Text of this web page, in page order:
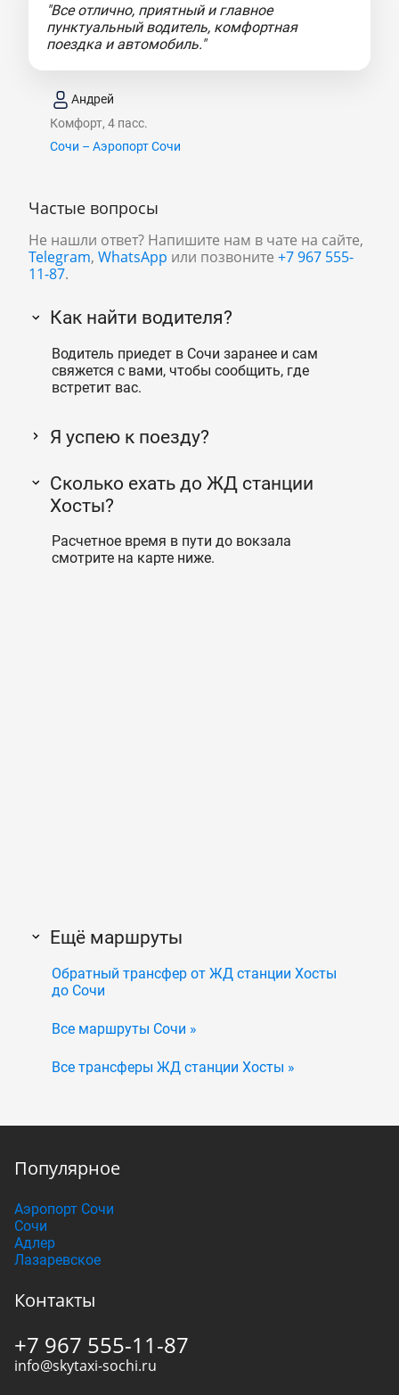
"Все отлично, приятный и главное
пунктуальный водитель, комфортная
поездка и автомобиль."
Андрей
Комфорт, 4 пасс.
Сочи – Аэропорт Сочи
Частые вопросы
Не нашли ответ? Напишите нам в чате на сайте,
Telegram, WhatsApp или позвоните +7 967 555-
11-87.
Как найти водителя?
Водитель приедет в Сочи заранее и сам
свяжется с вами, чтобы сообщить, где
встретит вас.
Я успею к поезду?
Сколько ехать до ЖД станции
Хосты?
Расчетное время в пути до вокзала
смотрите на карте ниже.
Ещё маршруты
Обратный трансфер от ЖД станции Хосты
до Сочи
Все маршруты Сочи »
Все трансферы ЖД станции Хосты »
Популярное
Аэропорт Сочи
Сочи
Адлер
Лазаревское
Контакты
+7 967 555-11-87
info@skytaxi-sochi.ru